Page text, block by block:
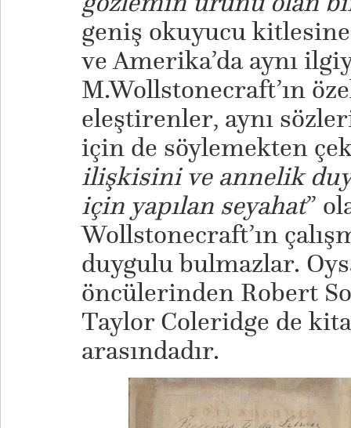
geniş okuyucu
ve Amerika’da aynı
M.Wollstonecraft’ın
eleştirenler, aynı
için de söylemekten
ilişkisini ve annelik
için yapılan seyahat”
Wollstonecraft’ın
duygulu bulmazlar.
öncülerinden Robert
Taylor Coleridge de
arasındadır.